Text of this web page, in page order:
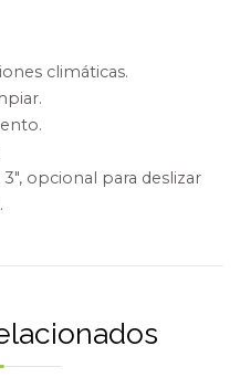
climáticas.
opcional para deslizar